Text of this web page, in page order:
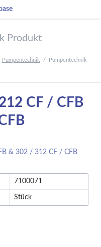
Produkt
Pumpentechnik
Pumpentechnik
CF / CFB
7100071
Stück